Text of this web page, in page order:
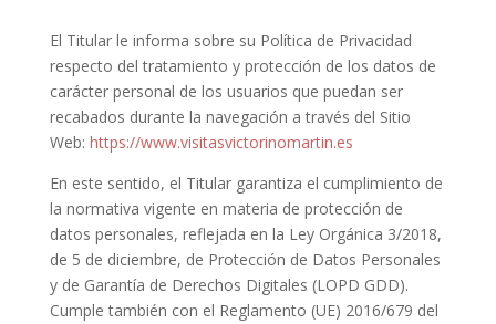
El Titular le informa sobre su Política de Privacidad
respecto del tratamiento y protección de los datos de
carácter personal de los usuarios que puedan ser
recabados durante la navegación a través del Sitio
Web: https://www.visitasvictorinomartin.es
En este sentido, el Titular garantiza el cumplimiento de
la normativa vigente en materia de protección de
datos personales, reflejada en la Ley Orgánica 3/2018,
de 5 de diciembre, de Protección de Datos Personales
y de Garantía de Derechos Digitales (LOPD GDD).
Cumple también con el Reglamento (UE) 2016/679 del